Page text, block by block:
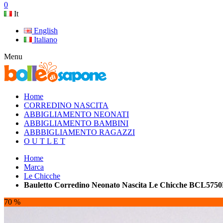
0
It
English
Italiano
Menu
Home
CORREDINO NASCITA
ABBIGLIAMENTO NEONATI
ABBIGLIAMENTO BAMBINI
ABBBIGLIAMENTO RAGAZZI
O U T L E T
Home
Marca
Le Chicche
Bauletto Corredino Neonato Nascita Le Chicche
70 %